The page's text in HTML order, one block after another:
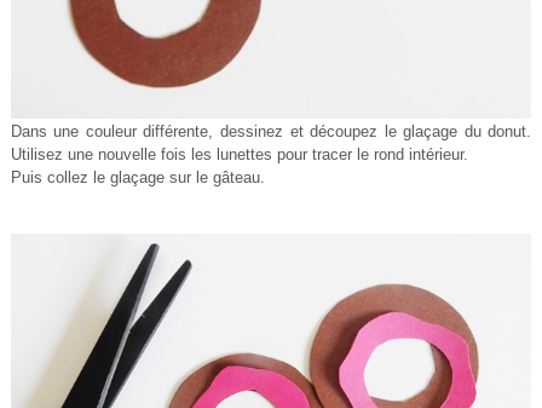
Dans une couleur différente, dessinez et découpez le glaçage du donut.
Utilisez une nouvelle fois les lunettes pour tracer le rond intérieur.
Puis collez le glaçage sur le gâteau.